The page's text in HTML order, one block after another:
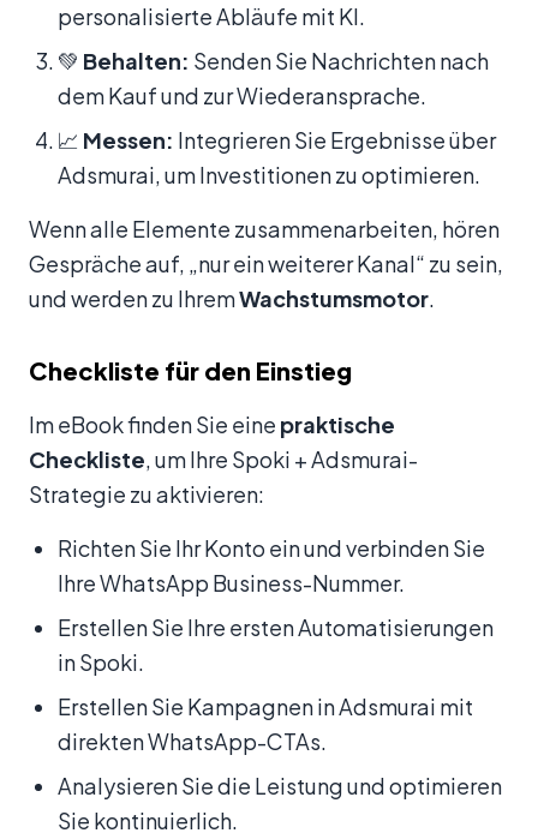
personalisierte Abläufe mit KI.
💚 Behalten: Senden Sie Nachrichten nach
dem Kauf und zur Wiederansprache.
📈 Messen: Integrieren Sie Ergebnisse über
Adsmurai, um Investitionen zu optimieren.
Wenn alle Elemente zusammenarbeiten, hören
Gespräche auf, „nur ein weiterer Kanal“ zu sein,
und werden zu IhremWachstumsmotor
Checkliste für den Einstieg
Im eBook finden Sie eine praktische
Checkliste , um Ihre Spoki + Adsmurai-
Strategie zu aktivieren:
Richten Sie Ihr Konto ein und verbinden Sie
Ihre WhatsApp Business-Nummer.
Erstellen Sie Ihre ersten Automatisierungen
in Spoki.
Erstellen Sie Kampagnen in Adsmurai mit
direkten WhatsApp-CTAs.
Analysieren Sie die Leistung und optimieren
Sie kontinuierlich.